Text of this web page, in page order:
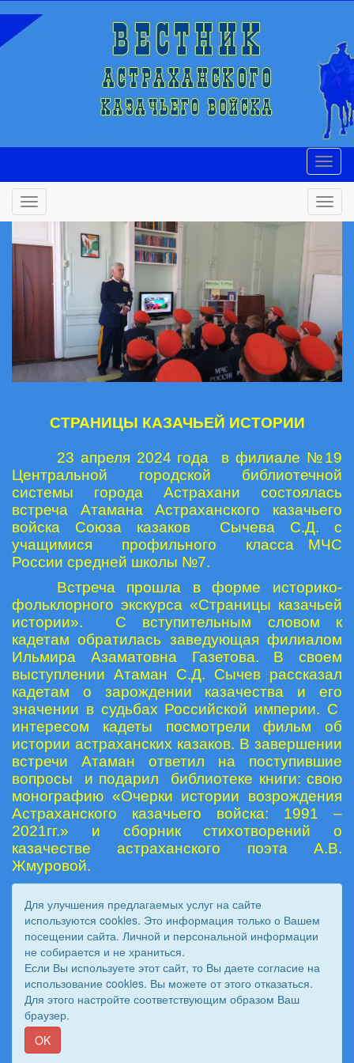
СТРАНИЦЫ КАЗАЧЬЕЙ ИСТОРИИ
23 апреля 2024 года в филиале №19
Центральной городской библиотечной
системы города Астрахани состоялась
встреча Атамана Астраханского казачьего
войска Союза казаков Сычева С.Д. с
учащимися профильного класса МЧС
России средней школы №7.
Встреча прошла в форме историко-
фольклорного экскурса «Страницы казачьей
истории». С вступительным словом к
кадетам обратилась заведующая филиалом
Ильмира Азаматовна Газетова. В своем
выступлении Атаман С.Д. Сычев рассказал
кадетам о зарождении казачества и его
значении в судьбах Российской империи. С
интересом кадеты посмотрели фильм об
истории астраханских казаков. В завершении
встречи Атаман ответил на поступившие
вопросы и подарил библиотеке книги: свою
монографию «Очерки истории возрождения
Астраханского казачьего войска: 1991 –
2021гг.» и сборник стихотворений о
казачестве астраханского поэта А.В.
Жмуровой.
© 2011 - 2026 Вестник Астраханского казачьего войска. Все
права защищены.
Сайт создан при поддержке «
Для улучшения предлагаемых услуг на сайте
используются cookies. Это информация только о Вашем
посещении сайта. Личной и персональной информации
не собирается и не храниться.
Если Вы используете этот сайт, то Вы даете согласие на
использование cookies. Вы можете от этого отказаться.
Для этого настройте соответствующим образом Ваш
браузер.
OK